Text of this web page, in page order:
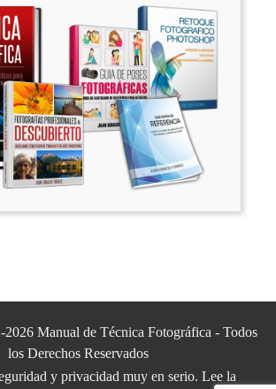
Manual de Técnica Fotográfica - Todos
los Derechos Reservados
y privacidad muy en serio. Lee la